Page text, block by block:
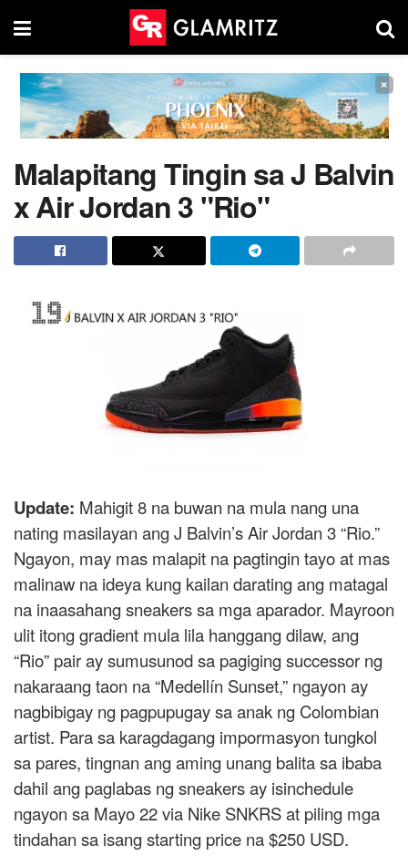
×
Malapitang Tingin sa J Balvin
x Air Jordan 3 "Rio"
Update: Mahigit 8 na buwan na mula nang una
nating masilayan ang J Balvin’s Air Jordan 3 “Rio.”
Ngayon, may mas malapit na pagtingin tayo at mas
malinaw na ideya kung kailan darating ang matagal
na inaasahang sneakers sa mga aparador. Mayroon
ulit itong gradient mula lila hanggang dilaw, ang
“Rio” pair ay sumusunod sa pagiging successor ng
nakaraang taon na “Medellín Sunset,” ngayon ay
nagbibigay ng pagpupugay sa anak ng Colombian
artist. Para sa karagdagang impormasyon tungkol
sa pares, tingnan ang aming unang balita sa ibaba
dahil ang paglabas ng sneakers ay isinchedule
ngayon sa Mayo 22 via Nike SNKRS at piling mga
tindahan sa isang starting price na $250 USD.